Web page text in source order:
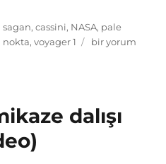
sagan,cassini, NASA, pale
nokta,voyager 1
Soluk
bir yorum
dalışı